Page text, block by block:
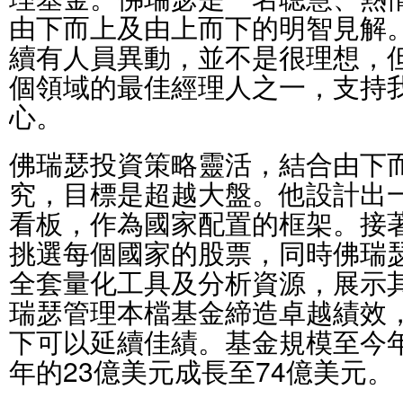
由下而上及由上而下的明智見解
續有人員異動，並不是很理想，
個領域的最佳經理人之一，支持
心。
佛瑞瑟投資策略靈活，結合由下
究，目標是超越大盤。他設計出
看板，作為國家配置的框架。接
挑選每個國家的股票，同時佛瑞
全套量化工具及分析資源，展示
瑞瑟管理本檔基金締造卓越績效
下可以延續佳績。基金規模至今
年的23億美元成長至74億美元。